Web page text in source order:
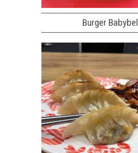
Burger Babybel